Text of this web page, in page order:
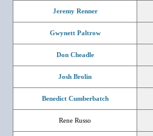
Jeremy Renner
Gwynett Paltrow
Don Cheadle
Josh Brolin
Benedict Cumberbatch
Rene Russo